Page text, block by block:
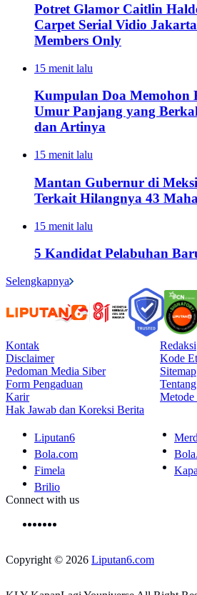
Potret Glamor Caitlin
Carpet Serial Vidio
Members Only
15 menit lalu
Kumpulan Doa Memohon
Umur Panjang yang
dan Artinya
15 menit lalu
Mantan Gubernur di
Terkait Hilangnya 43
15 menit lalu
5 Kandidat Pelabuhan
Selengkapnya
Kontak
Redaksi
Disclaimer
Kode
Pedoman Media Siber
Sitemap
Form Pengaduan
Karir
Metode
Hak Jawab dan Koreksi Berita
Liputan6
Bola.com
Fimela
Brilio
Connect with us
Copyright © 2026 Liputan6.com